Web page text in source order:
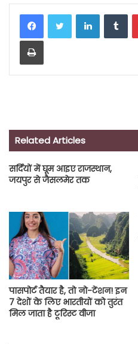
LinkedIn
Print
Related Articles
सर्दियों में घूम आइए राजस्थान,
जयपुर से जैसलमेर तक
पासपोर्ट तैयार है, तो नो-टेंशन! इन
7 देशों के लिए भारतीयों को तुरंत
मिल जाता है टूरिस्ट वीजा